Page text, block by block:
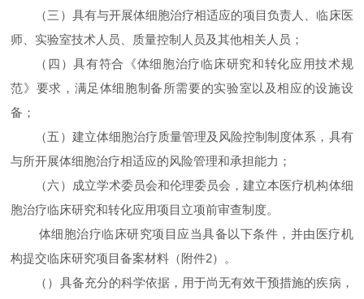
（三）具有与开展体细胞治疗相适应的项目负责人、临床医
师、实验室技术人员、质量控制人员及其他相关人员；
（四）具有符合《体细胞治疗临床研究和转化应用技术规
范》要求，满足体细胞制备所需要的实验室以及相应的设施设
备；
（五）建立体细胞治疗质量管理及风险控制制度体系，具有
与所开展体细胞治疗相适应的风险管理和承担能力；
（六）成立学术委员会和伦理委员会，建立本医疗机构体细
胞治疗临床研究和转化应用项目立项前审查制度。
体细胞治疗临床研究项目应当具备以下条件，并由医疗机
构提交临床研究项目备案材料（附件2）。
（）具备充分的科学依据，用于尚无有效干预措施的疾病，